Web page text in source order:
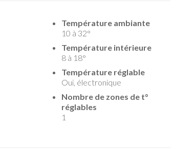
Température ambiante
10 à 32°
Température intérieure
8 à 18°
Température réglable
Oui, électronique
Nombre de zones de t°
réglables
1